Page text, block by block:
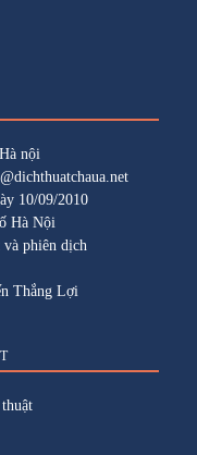
nội
10/09/2010
Hà Nội
phiên dịch
Thắng Lợi